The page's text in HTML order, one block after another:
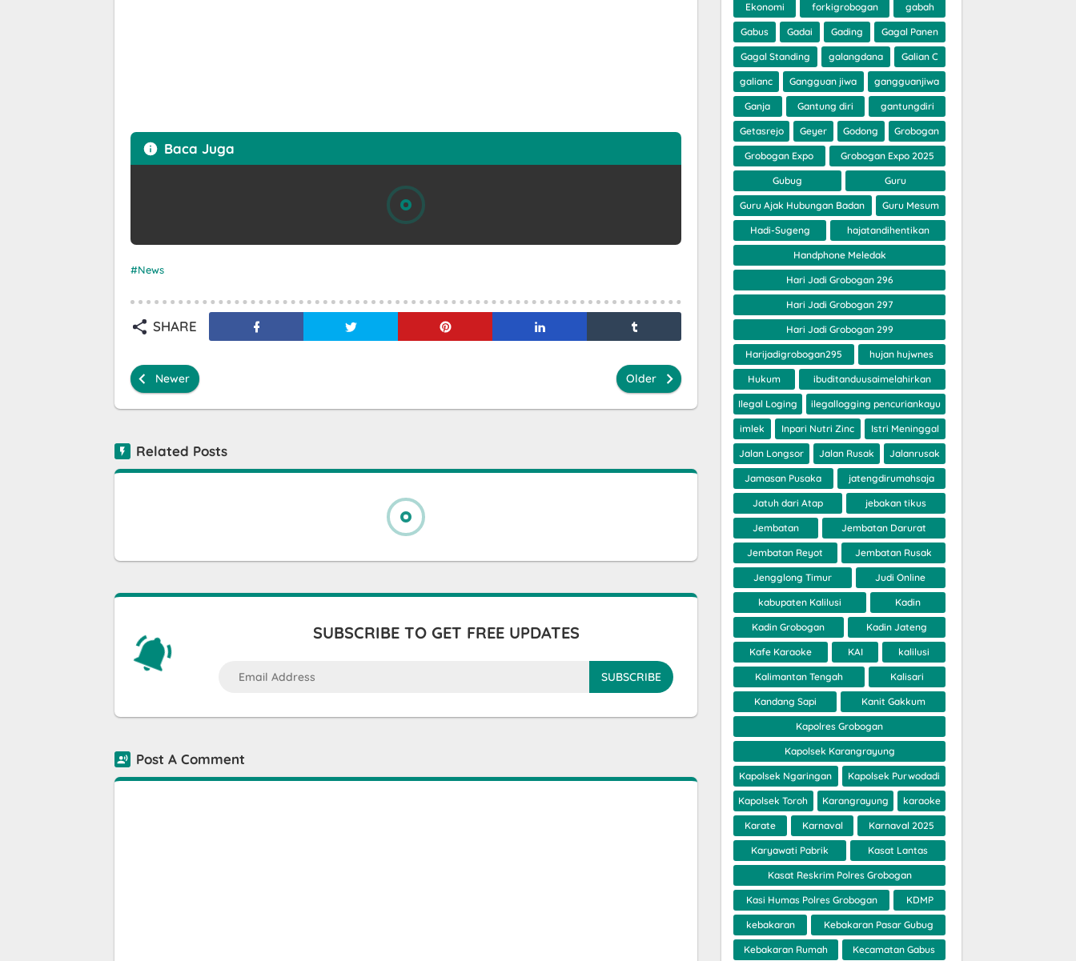
Baca Juga
News
SHARE
Newer Older
Related Posts
SUBSCRIBE TO GET FREE UPDATES
Post A Comment
Ekonomi forkigrobogan gabah
Gabus Gadai Gading Gagal Panen
Gagal Standing galangdana Galian C
galianc Gangguan jiwa gangguanjiwa
Ganja Gantung diri gantungdiri
Getasrejo Geyer Godong Grobogan
Grobogan Expo Grobogan Expo 2025
Gubug Guru
Guru Ajak Hubungan Badan Guru Mesum
Hadi-Sugeng hajatandihentikan
Handphone Meledak
Hari Jadi Grobogan 296
Hari Jadi Grobogan 297
Hari Jadi Grobogan 299
Harijadigrobogan295 hujan hujwnes
Hukum ibuditanduusaimelahirkan
Ilegal Loging ilegallogging pencuriankayu
imlek Inpari Nutri Zinc Istri Meninggal
Jalan Longsor Jalan Rusak Jalanrusak
Jamasan Pusaka jatengdirumahsaja
Jatuh dari Atap jebakan tikus
Jembatan Jembatan Darurat
Jembatan Reyot Jembatan Rusak
Jengglong Timur Judi Online
kabupaten Kalilusi Kadin
Kadin Grobogan Kadin Jateng
Kafe Karaoke KAI kalilusi
Kalimantan Tengah Kalisari
Kandang Sapi Kanit Gakkum
Kapolres Grobogan
Kapolsek Karangrayung
Kapolsek Ngaringan Kapolsek Purwodadi
Kapolsek Toroh Karangrayung karaoke
Karate Karnaval Karnaval 2025
Karyawati Pabrik Kasat Lantas
Kasat Reskrim Polres Grobogan
Kasi Humas Polres Grobogan KDMP
kebakaran Kebakaran Pasar Gubug
Kebakaran Rumah Kecamatan Gabus